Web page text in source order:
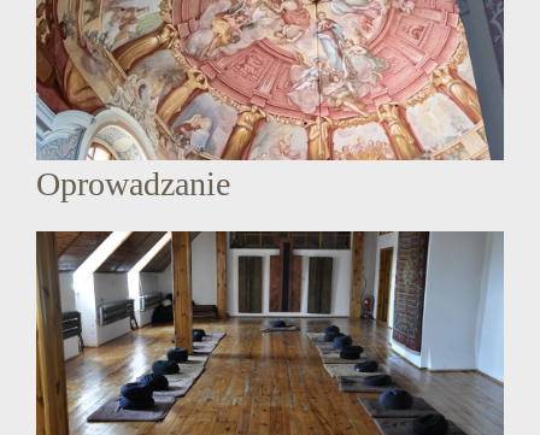
Oprowadzanie